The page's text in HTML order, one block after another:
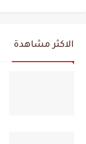
الاكثر مشاهدة